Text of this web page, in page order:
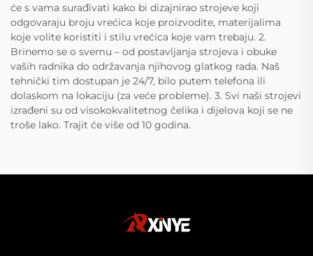
će s vama surađivati kako bi dizajnirao strojeve koji
odgovaraju broju vrećica koje proizvodite, materijalima
koje volite koristiti i stilu vrećica koje vam trebaju. 2.
Brinemo se o svemu – od postavljanja strojeva i obuke
vaših radnika do održavanja njihovog glatkog rada. Naš
tehnički tim dostupan je 24/7, bilo putem telefona ili
dolaskom na lokaciju (za veće probleme). 3. Svi naši strojevi
izrađeni su od visokokvalitetnog čelika i dijelova koji se ne
troše lako. Trajit će više od 10 godina.